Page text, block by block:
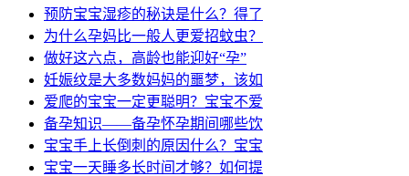
预防宝宝湿疹的秘诀是什么？得了
为什么孕妈比一般人更爱招蚊虫？
做好这六点，高龄也能迎好“孕”
妊娠纹是大多数妈妈的噩梦，该如
爱爬的宝宝一定更聪明？宝宝不爱
备孕知识——备孕怀孕期间哪些饮
宝宝手上长倒刺的原因什么？宝宝
宝宝一天睡多长时间才够？如何提